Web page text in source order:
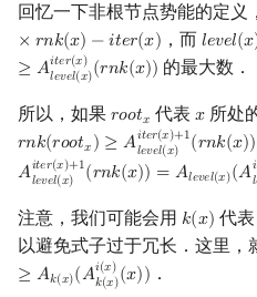
回忆一下非根节点势能的定义，
× 𝑟𝑛𝑘(𝑥) −𝑖𝑡𝑒𝑟(𝑥) ，而 𝑙𝑒𝑣𝑒𝑙(𝑥
level(x
≥ 𝐴𝑖𝑡𝑒𝑟(𝑥)
𝑙𝑒𝑣𝑒𝑙(𝑥)(𝑟𝑛𝑘(𝑥)) 的最大数．
所以，如果 𝑟𝑜𝑜𝑡𝑥
rootx 代表𝑥
x 所处
𝑟𝑛𝑘(𝑟𝑜𝑜𝑡𝑥) ≥ 𝐴𝑖𝑡𝑒𝑟(𝑥)+1
𝑙𝑒𝑣𝑒𝑙(𝑥) (𝑟𝑛𝑘(𝑥))
rnk(rootx)≥ Al evel(x)i er(x)+1(rn
𝐴𝑖𝑡𝑒𝑟(𝑥)+1
𝑙𝑒𝑣𝑒𝑙(𝑥) (𝑟𝑛𝑘(𝑥)) = 𝐴𝑙𝑒𝑣𝑒𝑙(𝑥)(𝐴𝑖
𝑙
Alevel(x)iter(x)+1 rn k(x))=Alev
注意，我们可能会用 𝑘(𝑥)
k(x) 代表
以避免式子过于冗长．这里，
≥ 𝐴𝑘(𝑥)(𝐴𝑖(𝑥)
𝑘(𝑥)(𝑥)) ．